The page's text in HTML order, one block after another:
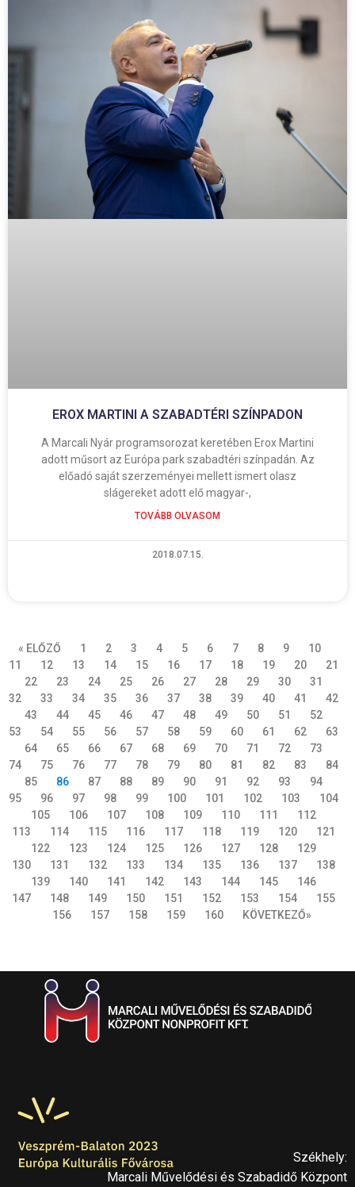
EROX MARTINI A SZABADTÉRI SZÍNPADON
A Marcali Nyár programsorozat keretében Erox Martini
adott műsort az Európa park szabadtéri színpadán. Az
előadó saját szerzeményei mellett ismert olasz
slágereket adott elő magyar-,
TOVÁBB OLVASOM
2018.07.15.
« ELŐZŐ 1 2 3 4 5 6 7 8 9
10
11
12 13 14 15 16 17 18 19 20
21
22
23 24 25 26 27 28 29 30
31
32
33 34 35 36 37 38 39 40 41
42
43
44 45 46 47 48 49 50 51
52
53
54 55 56 57 58 59 60 61 62
63
64
65 66 67 68 69 70 71 72
73
74
75 76 77 78 79 80 81 82 83
84
85
86 87 88 89 90 91 92 93
94
95
96 97 98 99 100 101 102 103
104
105
106 107 108 109 110 111
112
113
114 115 116 117 118 119 120
121
122
123 124 125 126 127 128
129
130
131 132 133 134 135 136 137
138
139
140 141 142 143 144 145
146
147
148 149 150 151 152 153 154
155
156
157 158 159 160 KÖVETKEZŐ»
Székhely:
Marcali Művelődési és Szabadidő Központ